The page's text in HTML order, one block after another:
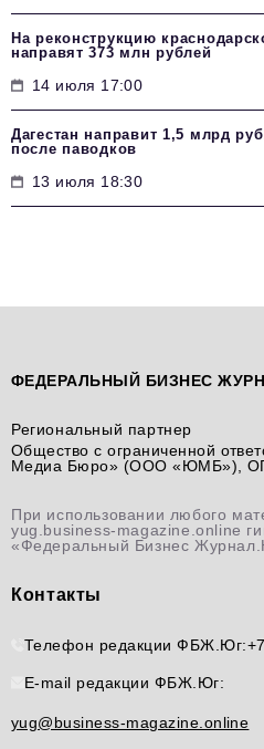
На реконструкцию
направят 373 млн рублей
14 июля 17:00
Дагестан направит 1,5 млрд
после паводков
13 июля 18:30
ФЕДЕРАЛЬНЫЙ БИЗНЕС
Региональный партнер
Общество с ограниченной
Медиа Бюро» (ООО «ЮМБ»),
При использовании любого
yug.business-magazine.online
«Федеральный Бизнес
Контакты
Телефон редакции ФБЖ.Юг:
E-mail редакции ФБЖ.Юг:
yug@business-magazine.online